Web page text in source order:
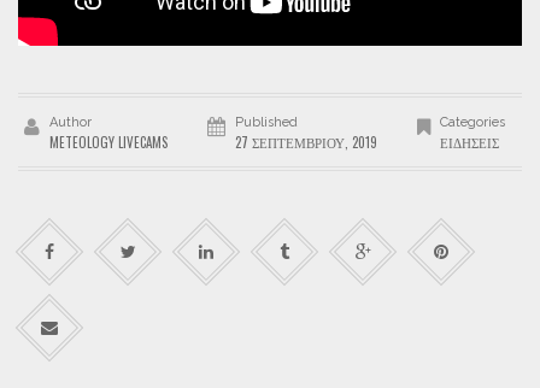
Author
METEOLOGY LIVECAMS
Published
27 ΣΕΠΤΕΜΒΡΊΟΥ, 2019
Categories
ΕΙΔΉΣΕΙΣ